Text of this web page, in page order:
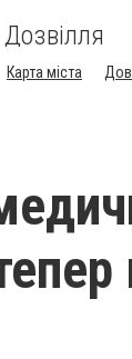
Дозвілля
Карта міста